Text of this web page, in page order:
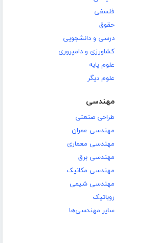
فلسفی
حقوق
درسی و دانشجویی
کشاورزی و دامپروری
علوم پایه
علوم دیگر
مهندسی
طراحی صنعتی
مهندسی عمران
مهندسی معماری
مهندسی برق
مهندسی مکانیک
مهندسی شیمی
روباتیک
سایر مهندسی‌ها